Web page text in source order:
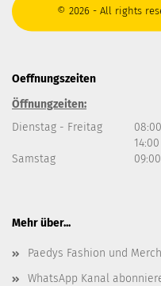
© 2026 - All rights
Oeffnungszeiten
Öffnungzeiten:
Dienstag - Freitag
Samstag
Mehr über...
Paedys Fashion und
WhatsApp Kanal